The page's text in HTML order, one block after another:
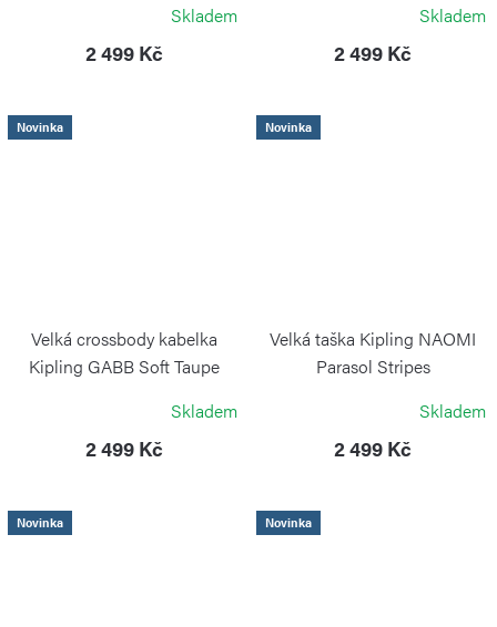
Skladem
2 499 Kč
Skladem
2 499 Kč
Novinka
Velká crossbody kabelka
Kipling GABB Soft Taupe
Skladem
2 499 Kč
Novinka
Velká taška Kipling NAOMI
Parasol Stripes
Skladem
2 499 Kč
Novinka Novinka